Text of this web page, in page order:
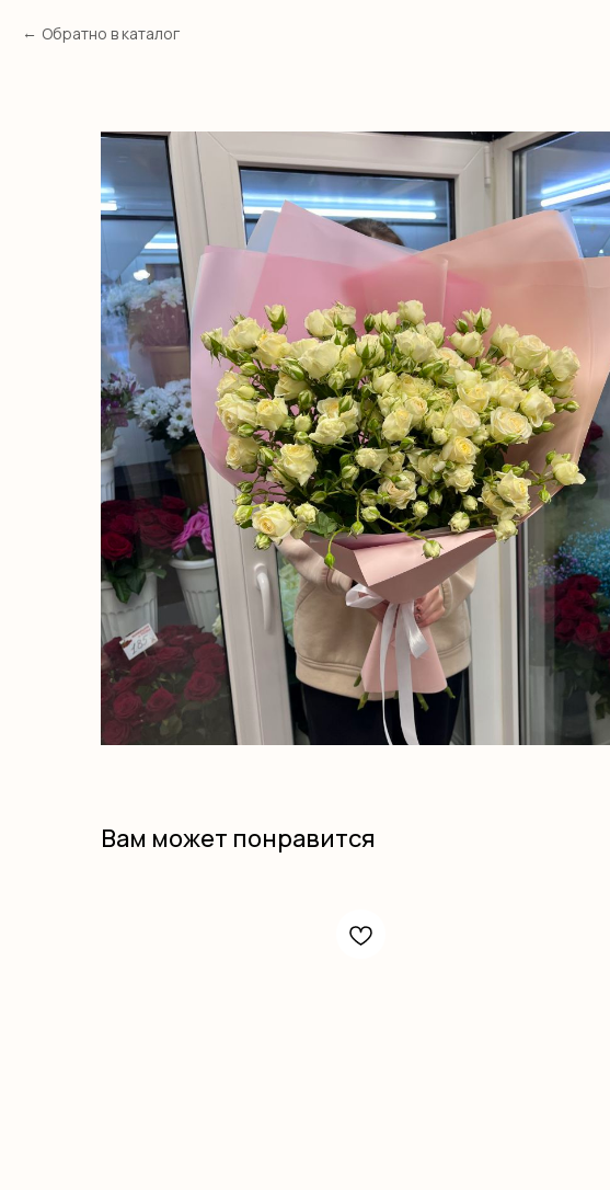
Обратно в каталог
Вам может понравится